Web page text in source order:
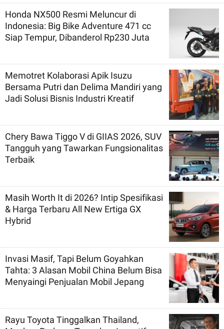
Honda NX500 Resmi Meluncur di
Indonesia: Big Bike Adventure 471 cc
Siap Tempur, Dibanderol Rp230 Juta
Memotret Kolaborasi Apik Isuzu
Bersama Putri dan Delima Mandiri yang
Jadi Solusi Bisnis Industri Kreatif
Chery Bawa Tiggo V di GIIAS 2026, SUV
Tangguh yang Tawarkan Fungsionalitas
Terbaik
Masih Worth It di 2026? Intip Spesifikasi
& Harga Terbaru All New Ertiga GX
Hybrid
Invasi Masif, Tapi Belum Goyahkan
Tahta: 3 Alasan Mobil China Belum Bisa
Menyaingi Penjualan Mobil Jepang
Rayu Toyota Tinggalkan Thailand,